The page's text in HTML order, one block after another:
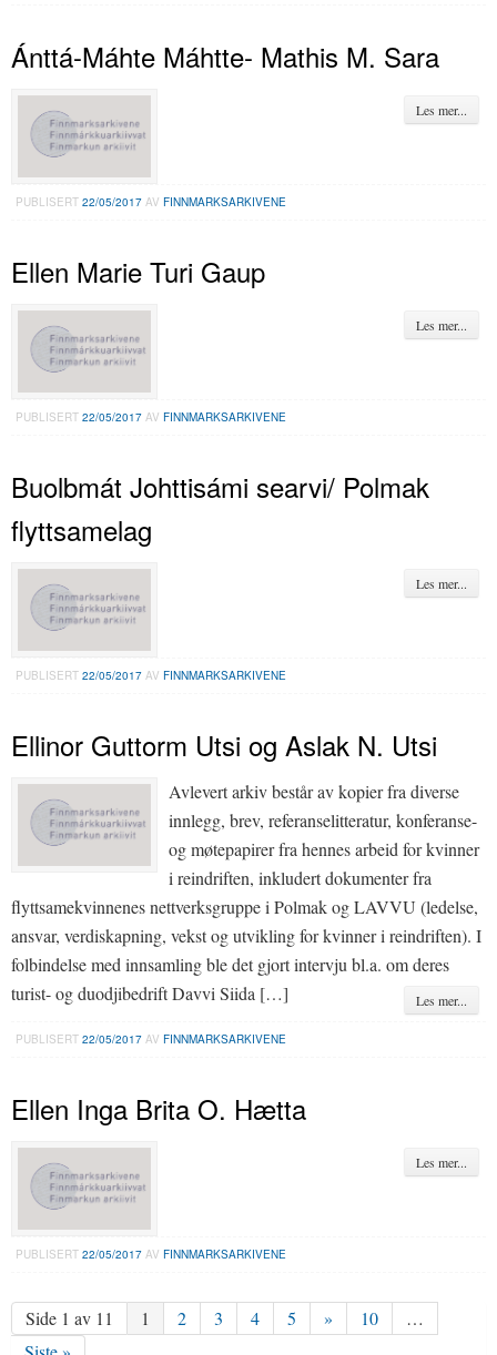
Ánttá-Máhte Máhtte- Mathis M. Sara
Les mer...
PUBLISERT22/05/2017 AVFINNMARKSARKIVENE
Ellen Marie Turi Gaup
Les mer...
PUBLISERT22/05/2017 AVFINNMARKSARKIVENE
Buolbmát Johttisámi searvi/ Polmak
flyttsamelag
Les mer...
PUBLISERT22/05/2017 AVFINNMARKSARKIVENE
Ellinor Guttorm Utsi og Aslak N. Utsi
Avlevert arkiv består av kopier fra diverse
innlegg, brev, referanselitteratur, konferanse-
og møtepapirer fra hennes arbeid for kvinner
i reindriften, inkludert dokumenter fra
flyttsamekvinnenes nettverksgruppe i Polmak og LAVVU (ledelse,
ansvar, verdiskapning, vekst og utvikling for kvinner i reindriften). I
folbindelse med innsamling ble det gjort intervju bl.a. om deres
turist- og duodjibedrift Davvi Siida […]
Les mer...
PUBLISERT22/05/2017 AVFINNMARKSARKIVENE
Ellen Inga Brita O. Hætta
Les mer...
PUBLISERT22/05/2017 AVFINNMARKSARKIVENE
Side 1 av 11 1 2 3 4 5 » 10
…